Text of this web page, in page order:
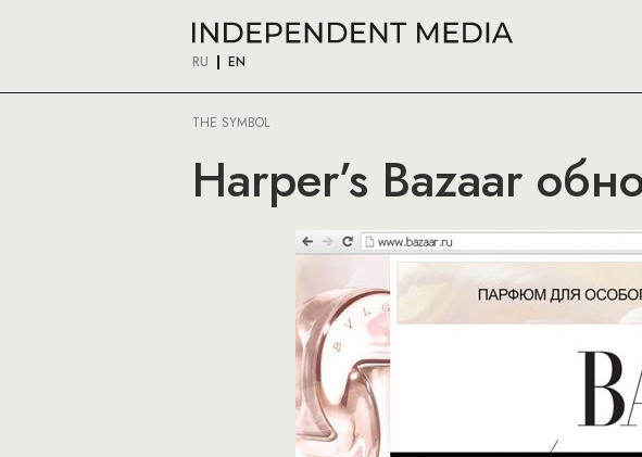
RU EN
THE SYMBOL
Harper’s Bazaar